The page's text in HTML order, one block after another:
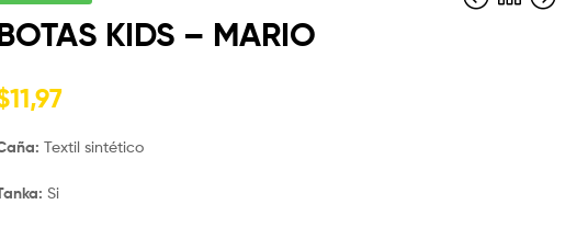
KIDS – MARIO
11,97
Textil sintético
Si